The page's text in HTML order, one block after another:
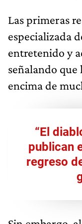
Las primeras
especializada
entretenido y
señalando
encima de
“El
publican
regreso